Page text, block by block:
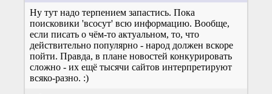
Ну тут надо терпением запастись. Пока
поисковики 'всосут' всю информацию. Вообще,
если писать о чём-то актуальном, то, что
действительно популярно - народ должен вскоре
пойти. Правда, в плане новостей конкурировать
сложно - их ещё тысячи сайтов интерпретируют
всяко-разно. :)